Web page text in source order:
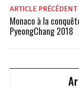
ARTICLE PRÉCÉDENT
Monaco à la
PyeongChang 2018